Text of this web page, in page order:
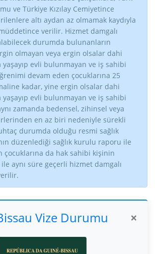
ve Türkiye Kızılay Cemiyetince
altı aydan az olmamak kaydıyla
verilir. Hizmet damgalı
durumda bulunanların
olmayan veya ergin olsalar dahi
yaşayıp evli bulunmayan ve iş sahibi
devam eden çocuklarına 25
kadar, yine ergin olsalar dahi
yaşayıp evli bulunmayan ve iş sahibi
zamanda bedensel, zihinsel veya
en az biri nedeniyle sürekli
durumda olduğu resmi sağlık
düzenlediği sağlık kurulu raporu ile
çocuklarına da hak sahibi kişinin
aynı süre geçerli hizmet damgalı
Vize Durumu ×